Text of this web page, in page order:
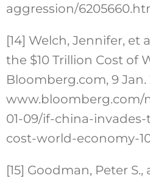
aggression/
[14] Welch, Jennifer, et
the $10 Trillion Cost of
Bloomberg.com, 9 Jan.
www.bloomberg.com/
01-09/if-china-
cost-world-economy-
[15] Goodman, Peter